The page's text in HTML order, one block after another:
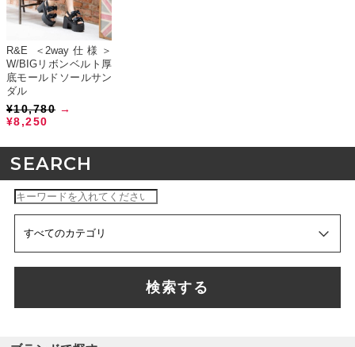
R&E ＜2way仕様＞
W/BIGリボンベルト厚
底モールドソールサン
ダル
¥10,780 →
¥8,250
SEARCH
検索する